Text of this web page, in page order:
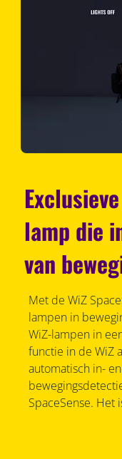
lamp die
van
Met de WiZ
lampen in
WiZ-lampen in
functie in de WiZ
automatisch in-
SpaceSense. Het